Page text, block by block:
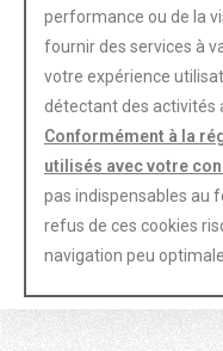
performance ou de la
fournir des services à
votre expérience
détectant des activités
Conformément à la
utilisés avec votre
pas indispensables au
refus de ces cookies
navigation peu optimale.